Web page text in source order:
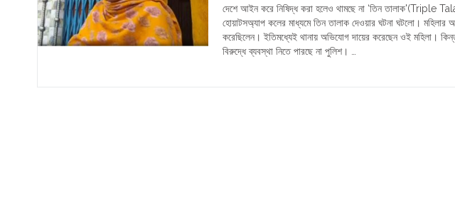
দেশে আইন করে নিষিদ্ধ করা হলেও থামছে না ‘তিন তালাক'(Triple
হোয়াটসঅ্যাপ কলের মাধ্যমে তিন তালাক দেওয়ার ঘটনা ঘটলো। মহিলার
করেছিলেন। ইতিমধ্যেই থানায় অভিযোগ দায়ের করেছেন ওই মহিলা।
বিরুদ্ধে ব্যবস্থা নিতে পারছে না পুলিশ। …